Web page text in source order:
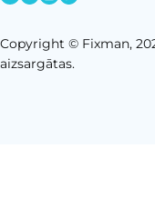
Copyright © Fixman,
aizsargātas.